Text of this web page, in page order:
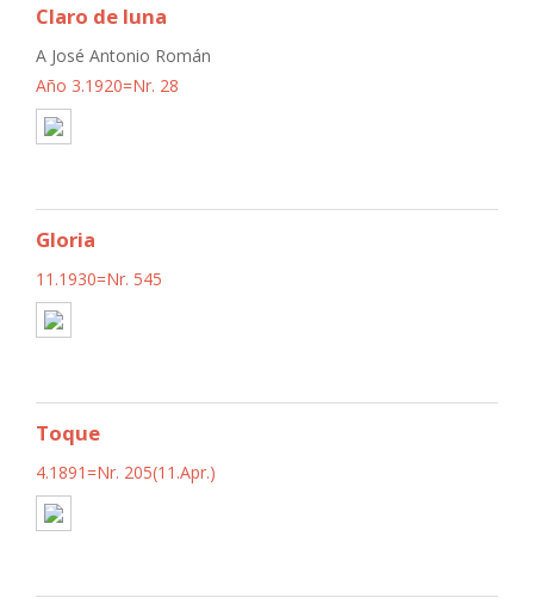
Claro de luna
A José Antonio Román
Año 3.1920=Nr. 28
Gloria
11.1930=Nr. 545
Toque
4.1891=Nr. 205(11.Apr.)